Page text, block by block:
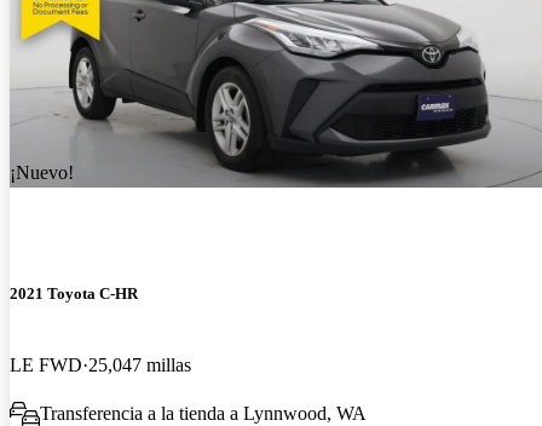
¡Nuevo!
2021 Toyota C-HR
LE FWD 25,047 millas
Transferencia a la tienda a Lynnwood, WA